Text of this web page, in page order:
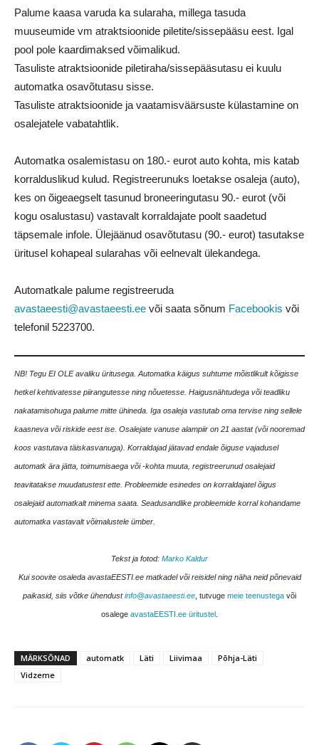
Palume kaasa varuda ka sularaha, millega tasuda
muuseumide vm atraktsioonide piletite/sissepääsu eest. Igal
pool pole kaardimaksed võimalikud.
Tasuliste atraktsioonide piletiraha/sissepääsutasu ei kuulu
automatka osavõtutasu sisse.
Tasuliste atraktsioonide ja vaatamisväärsuste külastamine on
osalejatele vabatahtlik.
Automatka osalemistasu on 180.- eurot auto kohta, mis katab
korralduslikud kulud. Registreerunuks loetakse osaleja (auto),
kes on õigeaegselt tasunud broneeringutasu 90.- eurot (või
kogu osalustasu) vastavalt korraldajate poolt saadetud
täpsemale infole. Ülejäänud osavõtutasu (90.- eurot) tasutakse
üritusel kohapeal sularahas või eelnevalt ülekandega.
Automatkale palume registreeruda
avastaeesti@avastaeesti.ee või saata sõnum Facebookis või
telefonil 5223700.
NB! Tegu EI OLE avaliku üritusega. Automatka käigus suhtume mõistlikult kõigisse
hetkel kehtivatesse piirangutesse ning nõuetesse. Haigusnähtudega või teadliku
nakatamisohuga palume mitte ühineda. Iga osaleja vastutab oma tervise ning sellele
kaasneva või riskide eest ise. Osalejate vanuse alampiir on 21 aastat (või nooremad
koos vastutava täiskasvanuga). Korraldajad jätavad endale õiguse vajadusel
automatk ära jätta, toimumisaega või -kohta muuta, registreerunud osalejaid
teavitatakse muudatustest ette. Probleemide esinedes on korraldajatel õigus
osalejaid automatkalt minema saata. Seadusandlike probleemide korral kohandame
automatka vastavalt võimalustele ümber.
Tekst ja fotod: Marko Kaldur
Kui soovite osaleda avastaEESTI.ee matkadel või reisidel ning näha neid põnevaid
paikasid, siis võtke ühendustinfo@avastaeesti.ee, tutvuge meie teenustega või
osalege avastaEESTI.ee üritustel .
MÄRKSÕNAD automatk Läti Liivimaa
Põhja-Läti
Vidzeme